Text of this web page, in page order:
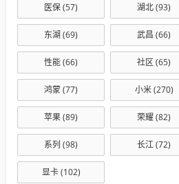
医保(57) 湖北(93)
东湖 (69) 武昌 (66)
性能(66) 社区 (65)
鸿蒙(77) 小米(270)
苹果(89) 荣耀(82)
系列 (98) 长江(72)
显卡(102)